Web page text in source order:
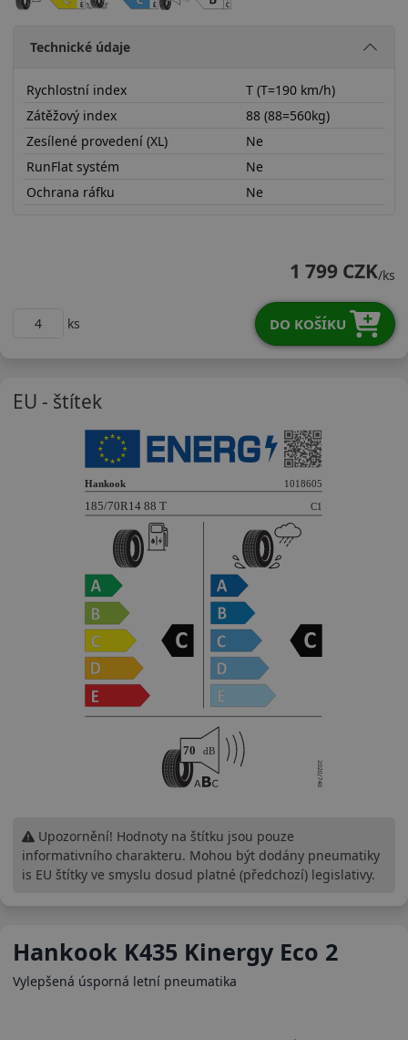
Technické údaje
Rychlostní index
T (T=190 km/h)
Zátěžový index
88 (88=560kg)
Zesílené provedení (XL)
Ne
RunFlat systém
Ne
Ochrana ráfku
Ne
1 799 CZK/ks
ks DO KOŠÍKU
Hankook K435 Kinergy Eco 2
Vylepšená úsporná letní pneumatika
EU - štítek
Upozornění! Hodnoty na štítku jsou pouze
informativního charakteru. Mohou být dodány pneumatiky
is EU štítky ve smyslu dosud platné (předchozí) legislativy.